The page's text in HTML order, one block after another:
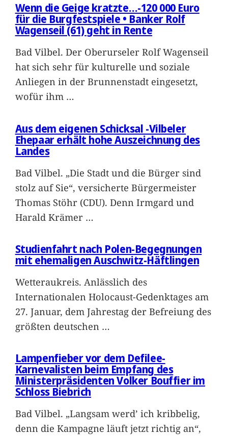
Wenn die Geige kratzte…-120 000 Euro
für die Burgfestspiele • Banker Rolf
Wagenseil (61) geht in Rente
Bad Vilbel. Der Oberurseler Rolf Wagenseil
hat sich sehr für kulturelle und soziale
Anliegen in der Brunnenstadt eingesetzt,
wofür ihm …
Aus dem eigenen Schicksal -Vilbeler
Ehepaar erhält hohe Auszeichnung des
Landes
Bad Vilbel. „Die Stadt und die Bürger sind
stolz auf Sie“, versicherte Bürgermeister
Thomas Stöhr (CDU). Denn Irmgard und
Harald Krämer …
Studienfahrt nach Polen-Begegnungen
mit ehemaligen Auschwitz-Häftlingen
Wetteraukreis. Anlässlich des
Internationalen Holocaust-Gedenktages am
27. Januar, dem Jahrestag der Befreiung des
größten deutschen …
Lampenfieber vor dem Defilee-
Karnevalisten beim Empfang des
Ministerpräsidenten Volker Bouffier im
Schloss Biebrich
Bad Vilbel. „Langsam werd’ ich kribbelig,
denn die Kampagne läuft jetzt richtig an“,